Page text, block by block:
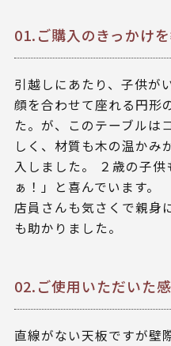
01.ご購入のきっかけを
引越しにあたり、子供が
顔を合わせて座れる円形
た。が、このテーブルは
しく、材質も木の温かみ
入しました。 ２歳の子
ぁ！」と喜んでいます。
店員さんも気さくで親身
も助かりました。
02.ご使用いただいた
直線がない天板ですが壁